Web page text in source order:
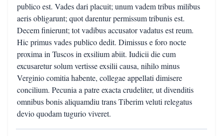
publico est. Vades dari placuit; unum vadem tribus milibus
aeris obligarunt; quot darentur permissum tribunis est.
Decem finierunt; tot vadibus accusator vadatus est reum.
Hic primus vades publico dedit. Dimissus e foro nocte
proxima in Tuscos in exsilium abiit. Iudicii die cum
excusaretur solum vertisse exsilii causa, nihilo minus
Verginio comitia habente, collegae appellati dimisere
concilium. Pecunia a patre exacta crudeliter, ut divenditis
omnibus bonis aliquamdiu trans Tiberim veluti relegatus
devio quodam tugurio viveret.